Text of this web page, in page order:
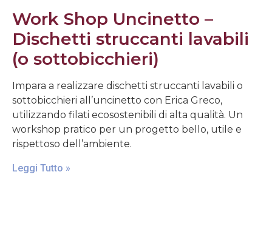
Work Shop Uncinetto –
Dischetti struccanti lavabili
(o sottobicchieri)
Impara a realizzare dischetti struccanti lavabili o
sottobicchieri all’uncinetto con Erica Greco,
utilizzando filati ecosostenibili di alta qualità. Un
workshop pratico per un progetto bello, utile e
rispettoso dell’ambiente.
Leggi Tutto »